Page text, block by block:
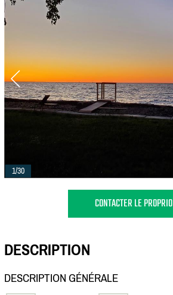
1/30
CONTACTER LE PROPRIO
DESCRIPTION
DESCRIPTION GÉNÉRALE